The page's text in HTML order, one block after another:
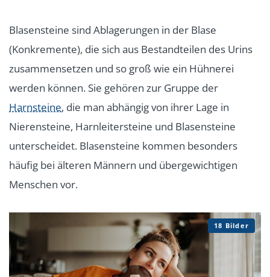
Blasensteine sind Ablagerungen in der Blase
(Konkremente), die sich aus Bestandteilen des Urins
zusammensetzen und so groß wie ein Hühnerei
werden können. Sie gehören zur Gruppe der
Harnsteine, die man abhängig von ihrer Lage in
Nierensteine, Harnleitersteine und Blasensteine
unterscheidet. Blasensteine kommen besonders
häufig bei älteren Männern und übergewichtigen
Menschen vor.
18 Bilder